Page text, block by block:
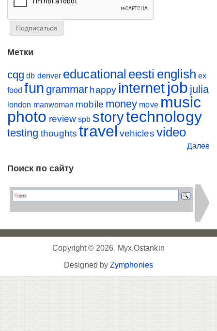
Метки
cqg db denver educational eesti english ex
food fun grammar happy internet job julia
london manwoman mobile money move music
photo review spb storytechnology
testing thoughts travel vehicles video
Далее
Поиск по сайту
Copyright © 2026, Myx.Ostankin
Designed byZymphonies